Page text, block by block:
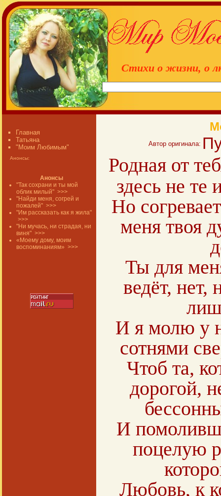
Стихи о жизни, о
Главная
Татьяна
"Моим Любимым"
Анонсы:
Анонсы
"Так сохрани и ты мой
облик милый" >>>
"Найди меня, согрей и
пожалей" >>>
"Им рассказать как я жила"
>>>
"Ни мучась, ни страдая, ни
виня" >>>
«Моему дому, моим
воспоминаниям» >>>
Автор оригинала:
Родная от
здесь не те
Но
меня твоя
Ты для
ведёт, нет,
И я молю у
сотнями
Чтоб та,
дорогой,
И
поцелую
Любовь, к